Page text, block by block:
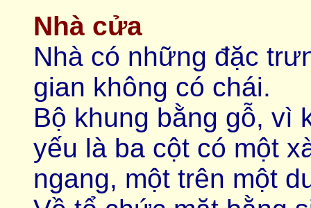
Nhà cửa
Nhà có những đặc
gian không có chái.
Bộ khung bằng gỗ, vì
yếu là ba cột có một
ngang, một trên một